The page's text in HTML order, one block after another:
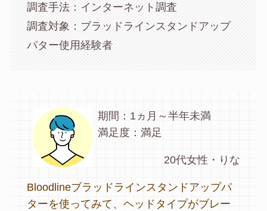
調査手法：インターネット調査
調査対象：ブラッドラインスタンドアップ
パター使用経験者
期間：1ヵ月～半年未満
満足度：満足
20代女性・りな
Bloodlineブラッドラインスタンドアップパ
ターを使ってみて、ヘッドタイプがブレー